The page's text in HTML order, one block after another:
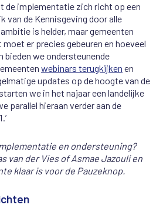
de implementatie zich richt op een
van de Kennisgeving door alle
is helder, maar gemeenten
er precies gebeuren en hoeveel
bieden we ondersteunende
webinars terugkijken en
updates op de hoogte van de
we in het najaar een landelijke
parallel hieraan verder aan de
en ondersteuning?
van der Vies of Asmae Jazouli en
klaar is voor de Pauzeknop.